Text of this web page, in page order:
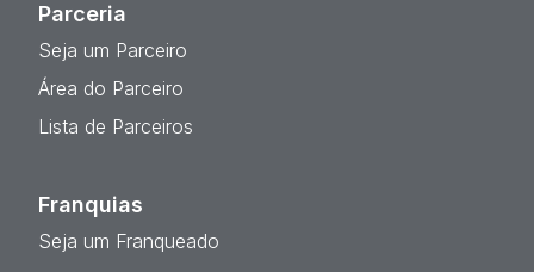
Parceria
Seja um Parceiro
Área do Parceiro
Lista de Parceiros
Franquias
Seja um Franqueado